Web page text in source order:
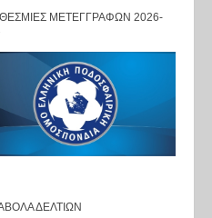
ΜΕΤΕΓΓΡΑΦΏΝ 2026-
ΔΕΛΤΊΩΝ